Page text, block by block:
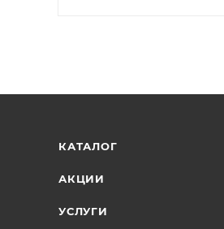
КАТАЛОГ
АКЦИИ
УСЛУГИ